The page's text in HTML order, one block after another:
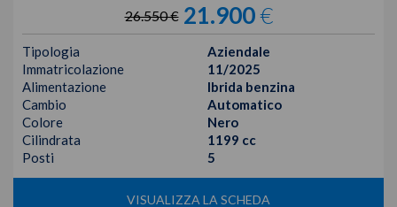
26.550 € 21.900€
Tipologia
Aziendale
Immatricolazione
11/2025
Alimentazione
Ibrida benzina
Cambio
Automatico
Colore
Nero
Cilindrata
1199 cc
Posti
5
VISUALIZZA LA SCHEDA